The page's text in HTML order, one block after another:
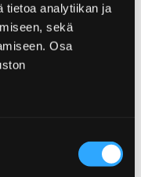
tietoa analytiikan ja
sekä
Osa
meri
myös